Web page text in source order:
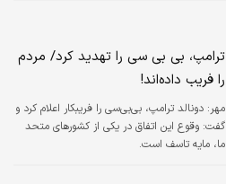
ترامپ، بی بی سی را تهدید کرد/ مردم
را فریب داده‌اند!
مهر: دونالد ترامپ، بی‌بی‌سی را فریبکار اعلام کرد و
گفت: وقوع این اتفاق در یکی از کشورهای متحد
ما، مایه تاسف است.